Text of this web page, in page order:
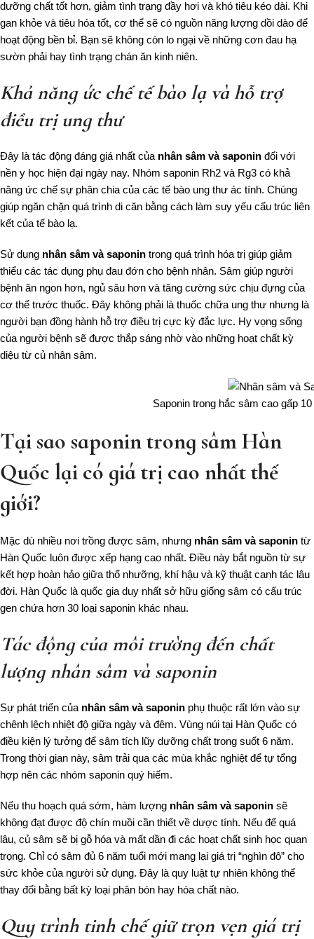
dưỡng chất tốt hơn, giảm tình trạng đầy hơi và khó tiêu kéo dài. Khi
gan khỏe và tiêu hóa tốt, cơ thể sẽ có nguồn năng lượng dồi dào để
hoạt động bền bỉ. Bạn sẽ không còn lo ngại về những cơn đau hạ
sườn phải hay tình trạng chán ăn kinh niên.
Khả năng ức chế tế bào lạ và hỗ trợ
điều trị ung thư
Đây là tác động đáng giá nhất của nhân sâm và saponin đối với
nền y học hiện đại ngày nay. Nhóm saponin Rh2 và Rg3 có khả
năng ức chế sự phân chia của các tế bào ung thư ác tính. Chúng
giúp ngăn chặn quá trình di căn bằng cách làm suy yếu cấu trúc liên
kết của tế bào lạ.
Sử dụng nhân sâm và saponin trong quá trình hóa trị giúp giảm
thiểu các tác dụng phụ đau đớn cho bệnh nhân. Sâm giúp người
bệnh ăn ngon hơn, ngủ sâu hơn và tăng cường sức chịu đựng của
cơ thể trước thuốc. Đây không phải là thuốc chữa ung thư nhưng là
người bạn đồng hành hỗ trợ điều trị cực kỳ đắc lực. Hy vọng sống
của người bệnh sẽ được thắp sáng nhờ vào những hoạt chất kỳ
diệu từ củ nhân sâm.
Saponin trong hắc sâm cao gấp
Tại sao saponin trong sâm Hàn
Quốc lại có giá trị cao nhất thế
giới?
Mặc dù nhiều nơi trồng được sâm, nhưng nhân sâm và saponin từ
Hàn Quốc luôn được xếp hạng cao nhất. Điều này bắt nguồn từ sự
kết hợp hoàn hảo giữa thổ nhưỡng, khí hậu và kỹ thuật canh tác lâu
đời. Hàn Quốc là quốc gia duy nhất sở hữu giống sâm có cấu trúc
gen chứa hơn 30 loại saponin khác nhau.
Tác động của môi trường đến chất
lượng nhân sâm và saponin
Sự phát triển của nhân sâm và saponin phụ thuộc rất lớn vào sự
chênh lệch nhiệt độ giữa ngày và đêm. Vùng núi tại Hàn Quốc có
điều kiện lý tưởng để sâm tích lũy dưỡng chất trong suốt 6 năm.
Trong thời gian này, sâm trải qua các mùa khắc nghiệt để tự tổng
hợp nên các nhóm saponin quý hiếm.
Nếu thu hoạch quá sớm, hàm lượng nhân sâm và saponin sẽ
không đạt được độ chín muồi cần thiết về dược tính. Nếu để quá
lâu, củ sâm sẽ bị gỗ hóa và mất dần đi các hoạt chất sinh học quan
trọng. Chỉ có sâm đủ 6 năm tuổi mới mang lại giá trị “nghìn đô” cho
sức khỏe của người sử dụng. Đây là quy luật tự nhiên không thể
thay đổi bằng bất kỳ loại phân bón hay hóa chất nào.
Quy trình tinh chế giữ trọn vẹn giá trị